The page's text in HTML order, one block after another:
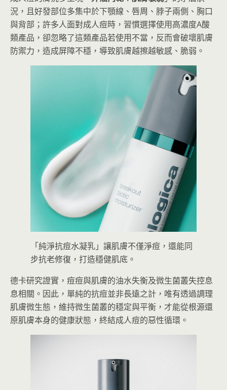
況，且好發部位多集中於下顎線、唇周、脖子兩側、胸口
與背部；許多人面對成人痘時，習慣選擇使用高濃度A酸
類產品，卻忽略了這類產品若使用不當，反而會破壞肌膚
防禦力，造成屏障不穩，導致肌膚越擦越敏感、脆弱。
「純淨抗痘水凝乳」讓肌膚不僅淨痘，還能同
步抗老修復，打造穩健肌底。
德卡研究證實，痘痘與肌膚的油水失衡及微生菌叢失控息
息相關。因此，單純的抗痘並非長遠之計，唯有透過調理
肌膚微生態，維持微生菌叢的穩定與平衡，才能從根源還
原肌膚本身的健康狀態，終結成人痘的惡性循環。